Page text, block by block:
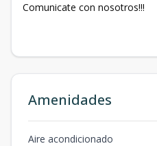
Comunicate con nosotros!!!
Amenidades
Aire acondicionado